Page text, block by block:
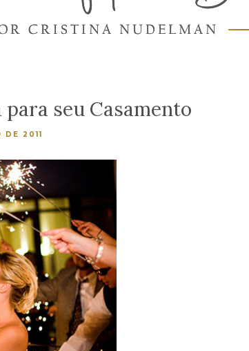
seu Casamento
DE 2011